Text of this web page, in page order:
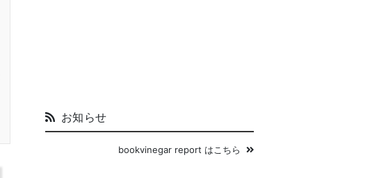
お知らせ
bookvinegar report はこちら